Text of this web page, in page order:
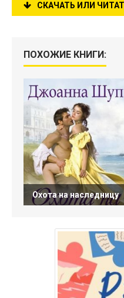
СКАЧАТЬ ИЛИ
ПОХОЖИЕ КНИГИ:
Охота на наследницу